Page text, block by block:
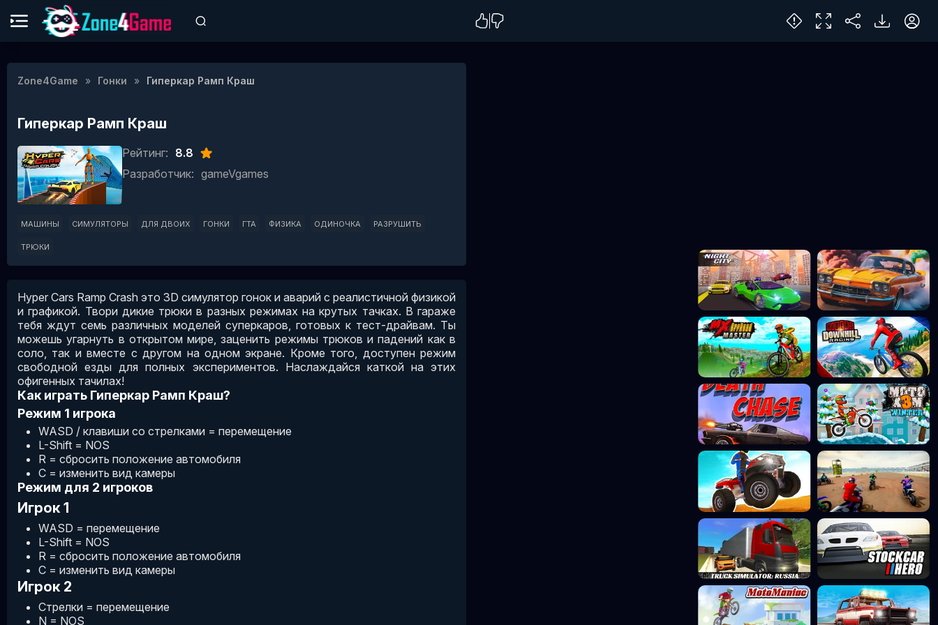
Zone4Game Гонки Гиперкар Рамп Краш
Гиперкар Рамп Краш
Рейтинг: 8.8
Разработчик: gameVgames
МАШИНЫ СИМУЛЯТОРЫ ДЛЯ ДВОИХ ГОНКИ ГТА ФИЗИКА ОДИНОЧКА РАЗРУШИТЬ
ТРЮКИ
Hyper Cars Ramp Crash это 3D симулятор гонок и аварий с реалистичной физикой
и графикой. Твори дикие трюки в разных режимах на крутых тачках. В гараже
тебя ждут семь различных моделей суперкаров, готовых к тест-драйвам. Ты
можешь угарнуть в открытом мире, заценить режимы трюков и падений как в
соло, так и вместе с другом на одном экране. Кроме того, доступен режим
свободной езды для полных экспериментов. Наслаждайся каткой на этих
офигенных тачилах!
Как играть Гиперкар Рамп Краш?
Режим 1 игрока
WASD / клавиши со стрелками = перемещение
L-Shift = NOS
R = сбросить положение автомобиля
C = изменить вид камеры
Режим для 2 игроков
Игрок 1
WASD = перемещение
L-Shift = NOS
R = сбросить положение автомобиля
C = изменить вид камеры
Игрок 2
Стрелки = перемещение
N = NOS